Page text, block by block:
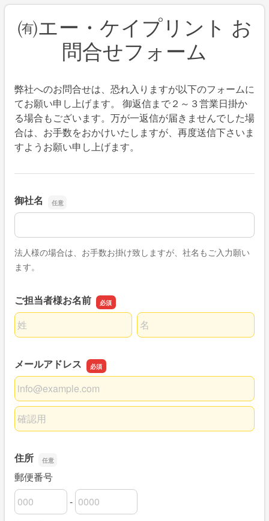
㈲エー・ケイプリント お
問合せフォーム
弊社へのお問合せは、恐れ入りますが以下のフォームに
てお願い申し上げます。 御返信まで２～３営業日掛か
る場合もございます。万が一返信が届きませんでした場
合は、お手数をおかけいたしますが、再度送信下さいま
すようお願い申し上げます。
御社名
御社名
法人様の場合は、お手数お掛け致しますが、社名もご入力願い
ます。
ご担当者様お名前
名前の姓
名前の名
メールアドレス
メールアドレス
メールアドレスの確認用
住所
郵便番号
郵便番号の上3桁
-
郵便番号の下4桁